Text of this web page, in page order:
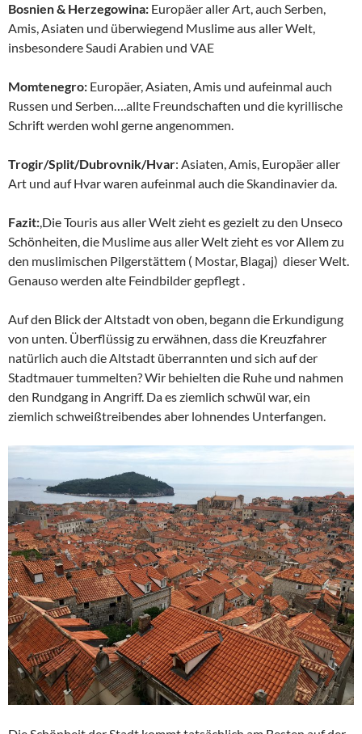
Bosnien & Herzegowina: Europäer aller Art, auch Serben,
Amis, Asiaten und überwiegend Muslime aus aller Welt,
insbesondere Saudi Arabien und VAE
Momtenegro: Europäer, Asiaten, Amis und aufeinmal auch
Russen und Serben….allte Freundschaften und die kyrillische
Schrift werden wohl gerne angenommen.
Trogir/Split/Dubrovnik/Hvar: Asiaten, Amis, Europäer aller
Art und auf Hvar waren aufeinmal auch die Skandinavier da.
Fazit:,Die Touris aus aller Welt zieht es gezielt zu den Unseco
Schönheiten, die Muslime aus aller Welt zieht es vor Allem zu
den muslimischen Pilgerstättem ( Mostar, Blagaj) dieser Welt.
Genauso werden alte Feindbilder gepflegt .
Auf den Blick der Altstadt von oben, begann die Erkundigung
von unten. Überflüssig zu erwähnen, dass die Kreuzfahrer
natürlich auch die Altstadt überrannten und sich auf der
Stadtmauer tummelten? Wir behielten die Ruhe und nahmen
den Rundgang in Angriff. Da es ziemlich schwül war, ein
ziemlich schweißtreibendes aber lohnendes Unterfangen.